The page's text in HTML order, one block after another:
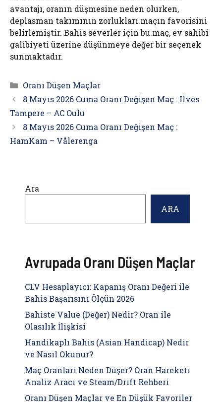
avantajı, oranın düşmesine neden olurken,
deplasman takımının zorlukları maçın favorisini
belirlemiştir. Bahis severler için bu maç, ev sahibi
galibiyeti üzerine düşünmeye değer bir seçenek
sunmaktadır.
Kategoriler
Oranı Düşen Maçlar
8 Mayıs 2026 Cuma Oranı Değişen Maç : Ilves
Tampere – AC Oulu
8 Mayıs 2026 Cuma Oranı Değişen Maç :
HamKam – Vålerenga
Ara
ARA
Avrupada Oranı Düşen Maçlar
CLV Hesaplayıcı: Kapanış Oranı Değeri ile
Bahis Başarısını Ölçün 2026
Bahiste Value (Değer) Nedir? Oran ile
Olasılık İlişkisi
Handikaplı Bahis (Asian Handicap) Nedir
ve Nasıl Okunur?
Maç Oranları Neden Düşer? Oran Hareketi
Analiz Aracı ve Steam/Drift Rehberi
Oranı Düşen Maçlar ve En Düşük Favoriler